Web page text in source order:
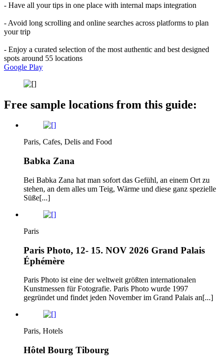
- Have all your tips in one place with internal maps integration
- Avoid long scrolling and online searches across platforms to plan
your trip
- Enjoy a curated selection of the most authentic and best designed
spots around 55 locations
Google Play
Free sample locations from this guide:
Paris, Cafes, Delis and Food
Babka Zana
Bei Babka Zana hat man sofort das Gefühl, an einem Ort zu
stehen, an dem alles um Teig, Wärme und diese ganz spezielle
Süße[...]
Paris
Paris Photo, 12- 15. NOV 2026 Grand Palais
Éphémère
Paris Photo ist eine der weltweit größten internationalen
Kunstmessen für Fotografie. Paris Photo wurde 1997
gegründet und findet jeden November im Grand Palais an[...]
Paris, Hotels
Hôtel Bourg Tibourg